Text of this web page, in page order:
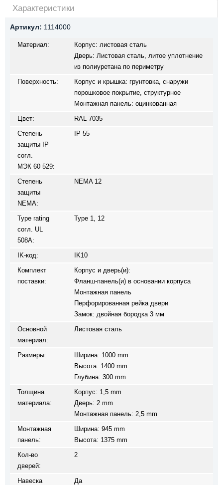
Характеристики
Артикул: 1114000
Материал:
Корпус: листовая сталь
Дверь: Листовая сталь, литое уплотнение
из полиуретана по периметру
Поверхность:
Корпус и крышка: грунтовка, снаружи
порошковое покрытие, структурное
Монтажная панель: оцинкованная
Цвет:
RAL 7035
Степень
защиты IP
согл.
МЭК 60 529:
IP 55
Степень
защиты
NEMA:
NEMA 12
Type rating
согл. UL
508A:
Type 1, 12
IK-код:
IK10
Комплект
поставки:
Корпус и дверь(и):
Фланш-панель(и) в основании корпуса
Монтажная панель
Перфорированная рейка двери
Замок: двойная бородка 3 мм
Основной
материал:
Листовая сталь
Размеры:
Ширина: 1000 mm
Высота: 1400 mm
Глубина: 300 mm
Толщина
материала:
Корпус: 1,5 mm
Дверь: 2 mm
Монтажная панель: 2,5 mm
Монтажная
панель:
Ширина: 945 mm
Высота: 1375 mm
Кол-во
дверей:
2
Навеска
Да